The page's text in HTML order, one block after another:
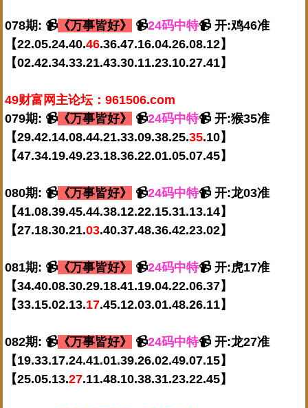
078期: 📹 《万事皆好》 📹24码中特📹 开:鸡46准
【22.05.24.40.46.36.47.16.04.26.08.12】
【02.42.34.33.21.43.30.11.23.10.27.41】
49财富网主论坛：961506.com
079期: 📹 《万事皆好》 📹24码中特📹 开:猴35准
【29.42.14.08.44.21.33.09.38.25.35.10】
【47.34.19.49.23.18.36.22.01.05.07.45】
080期: 📹 《万事皆好》 📹24码中特📹 开:龙03准
【41.08.39.45.44.38.12.22.15.31.13.14】
【27.18.30.21.03.40.37.48.36.42.23.02】
081期: 📹 《万事皆好》 📹24码中特📹 开:虎17准
【34.40.08.30.29.18.41.19.04.22.06.37】
【33.15.02.13.17.45.12.03.01.48.26.11】
082期: 📹 《万事皆好》 📹24码中特📹 开:龙27准
【19.33.17.24.41.01.39.26.02.49.07.15】
【25.05.13.27.11.48.10.38.31.23.22.45】